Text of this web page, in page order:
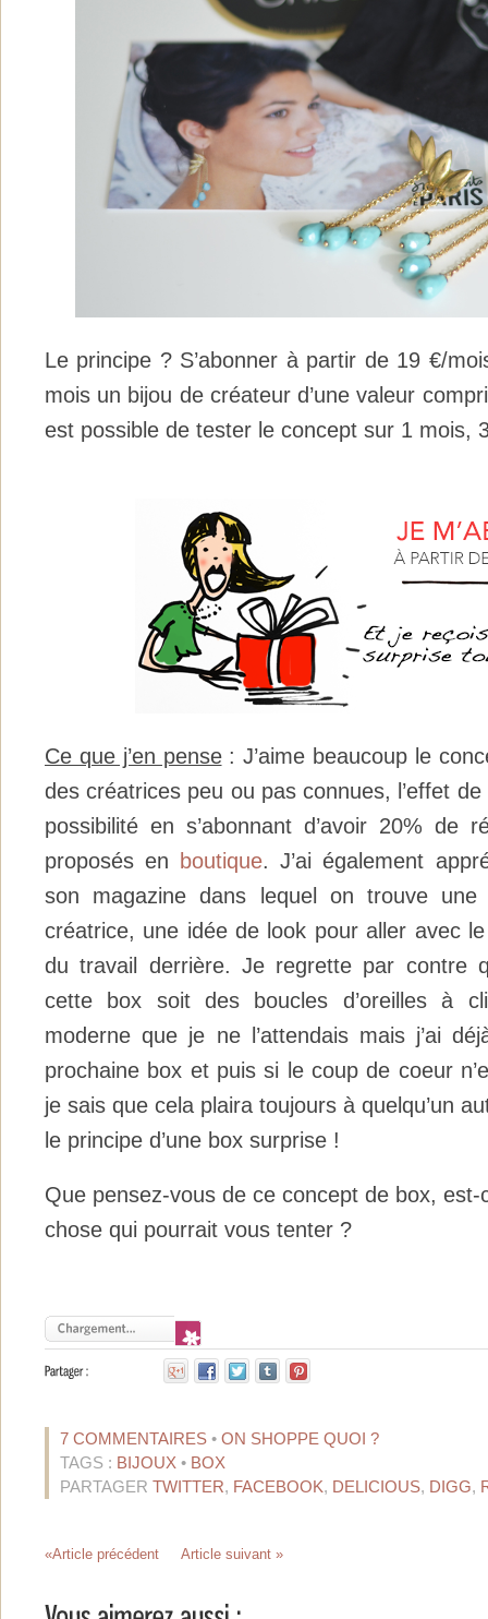
Le principe ? S’abonner à partir de 19 €/
mois un bijou de créateur d’une valeur
est possible de tester le concept sur 1 mois,
Ce que j’en pense: J’aime beaucoup le
des créatrices peu ou pas connues, l’effet
possibilité en s’abonnant d’avoir 20% de
proposés en
boutique. J’ai également
son magazine dans lequel on trouve
créatrice, une idée de look pour aller avec
du travail derrière. Je regrette par contre
cette box soit des boucles d’oreilles à
moderne que je ne l’attendais mais j’ai
prochaine box et puis si le coup de coeur
je sais que cela plaira toujours à quelqu’un
le principe d’une box surprise !
Que pensez-vous de ce concept de box, est-
chose qui pourrait vous tenter ?
7 COMMENTAIRES • ON SHOPPE QUOI ?
TAGS : BIJOUX • BOX
PARTAGER TWITTER, FACEBOOK, DELICIOUS, DIGG,
«Article précédent Article suivant »